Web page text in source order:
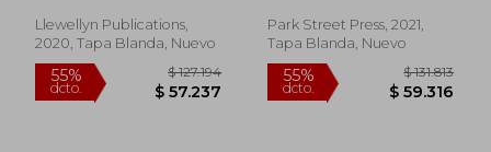
55%
dcto.
$ 195.473
$ 87.963
55%
dcto.
$
$
Llewellyn Publications,
2020, Tapa Blanda, Nuevo
(en Inglés)
Park Street Press, 2021,
Tapa Blanda, Nuevo